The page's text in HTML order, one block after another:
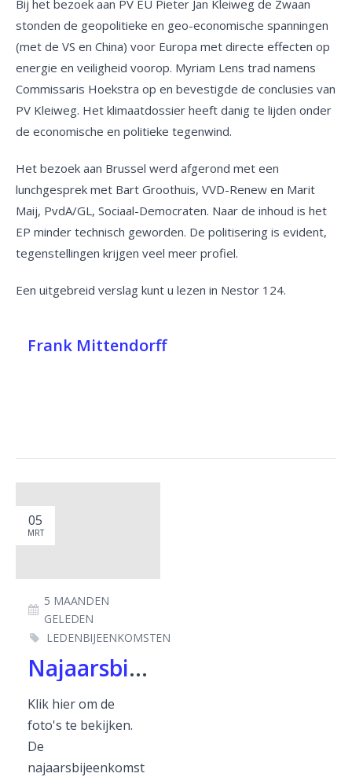
Bij het bezoek aan PV EU Pieter Jan Kleiweg de Zwaan
stonden de geopolitieke en geo-economische spanningen
(met de VS en China) voor Europa met directe effecten op
energie en veiligheid voorop. Myriam Lens trad namens
Commissaris Hoekstra op en bevestigde de conclusies van
PV Kleiweg. Het klimaatdossier heeft danig te lijden onder
de economische en politieke tegenwind.
Het bezoek aan Brussel werd afgerond met een
lunchgesprek met Bart Groothuis, VVD-Renew en Marit
Maij, PvdA/GL, Sociaal-Democraten. Naar de inhoud is het
EP minder technisch geworden. De politisering is evident,
tegenstellingen krijgen veel meer profiel.
Een uitgebreid verslag kunt u lezen in Nestor 124.
Frank Mittendorff
05
MRT
Najaarsbijeenkomst 2025
5 MAANDEN
GELEDEN
LEDENBIJEENKOMSTEN
Klik hier om de
foto's te bekijken.
De
najaarsbijeenkomst